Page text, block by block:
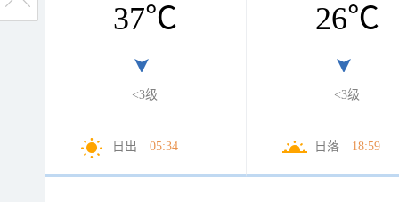
37℃
<3级
日出 05:34
26℃
<3级
日落 18:59